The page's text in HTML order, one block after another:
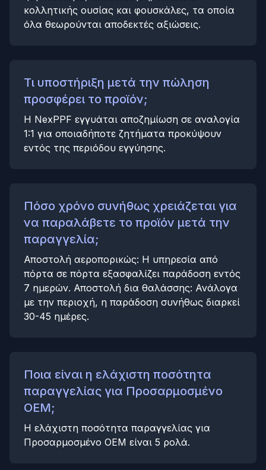
κολλητικής ουσίας και φουσκάλες, τα οποία
όλα θεωρούνται αποδεκτές αξιώσεις.
Τι υποστήριξη μετά την πώληση
προσφέρει το προϊόν;
Η NexPPF εγγυάται αποζημίωση σε αναλογία
1:1 για οποιαδήποτε ζητήματα προκύψουν
εντός της περιόδου εγγύησης.
Πόσο χρόνο συνήθως χρειάζεται για
να παραλάβετε το προϊόν μετά την
παραγγελία;
Αποστολή αεροπορικώς: Η υπηρεσία από
πόρτα σε πόρτα εξασφαλίζει παράδοση εντός
7 ημερών. Αποστολή δια θαλάσσης: Ανάλογα
με την περιοχή, η παράδοση συνήθως διαρκεί
30-45 ημέρες.
Ποια είναι η ελάχιστη ποσότητα
παραγγελίας για Προσαρμοσμένο
OEM;
Η ελάχιστη ποσότητα παραγγελίας για
Προσαρμοσμένο OEM είναι 5 ρολά.